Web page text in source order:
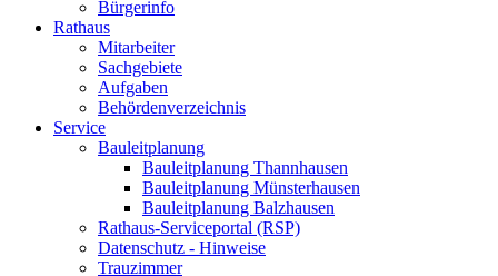
Bürgerinfo
Rathaus
Mitarbeiter
Sachgebiete
Aufgaben
Behördenverzeichnis
Service
Bauleitplanung
Bauleitplanung Thannhausen
Bauleitplanung Münsterhausen
Bauleitplanung Balzhausen
Rathaus-Serviceportal (RSP)
Datenschutz - Hinweise
Trauzimmer